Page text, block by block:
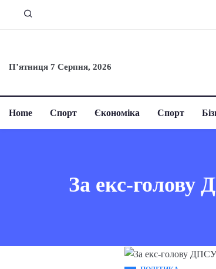
П’ятниця 7 Серпня, 2026
Home Спорт Єкономіка Спорт
За екс-голову